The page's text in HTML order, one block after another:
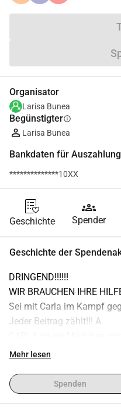
Organisator
Larisa Bunea
Begünstigterinfo
Larisa Bunea
Bankdaten für
**************10XX
Geschichte
groups
Spender
Geschichte der
DRINGEND!!!!!!
WIR BRAUCHEN IHRE
Sei mit Carla im Kampf
Jeder Beitrag zählt!!! A
das gegen Leukämie
auf der Intensivstation,
kritisch.
Mehr lesen
Spenden